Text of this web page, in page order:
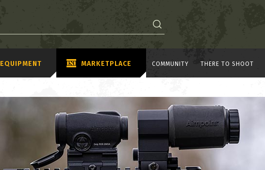
EQUIPMENT MARKETPLACE COMMUNITY THERE TO SHOOT